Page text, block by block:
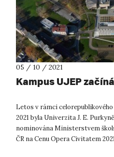
05 / 10 / 2021
Kampus UJEP
Letos v rámci
2021 byla Univerzita J. E.
nominována Ministerstvem
ČR na Cenu Opera Civitatem